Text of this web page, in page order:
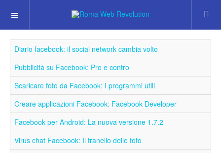
Diario facebook: il social network cambia volto
Pubblicità su Facebook: Pro e contro
Scaricare foto da Facebook: I programmi utili
Creare applicazioni Facebook: Facebook Developer
Facebook per Android: La nuova versione 1.7.2
Virus chat Facebook: Il tranello delle foto